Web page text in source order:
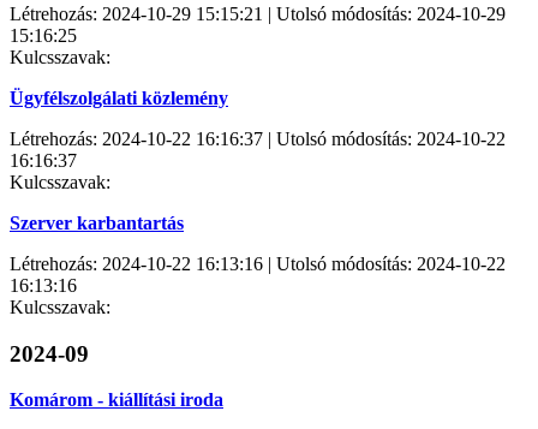
Létrehozás: 2024-10-29 15:15:21 | Utolsó módosítás: 2024-10-29
15:16:25
Kulcsszavak:
Ügyfélszolgálati közlemény
Létrehozás: 2024-10-22 16:16:37 | Utolsó módosítás: 2024-10-22
16:16:37
Kulcsszavak:
Szerver karbantartás
Létrehozás: 2024-10-22 16:13:16 | Utolsó módosítás: 2024-10-22
16:13:16
Kulcsszavak:
2024-09
Komárom - kiállítási iroda